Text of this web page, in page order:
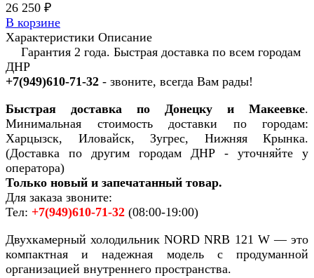
26 250 ₽
В корзине
Характеристики Описание
Гарантия 2 года. Быстрая доставка по всем городам
ДНР
+7(949)610-71-32 - звоните, всегда Вам рады!
Быстрая доставка по Донецку и Макеевке.
Минимальная стоимость доставки по городам:
Харцызск, Иловайск, Зугрес, Нижняя Крынка.
(Доставка по другим городам ДНР - уточняйте у
оператора)
Только новый и запечатанный товар.
Для заказа звоните:
Тел: +7(949)610-71-32 (08:00-19:00)
Двухкамерный холодильник NORD NRB 121 W — это
компактная и надежная модель с продуманной
организацией внутреннего пространства.